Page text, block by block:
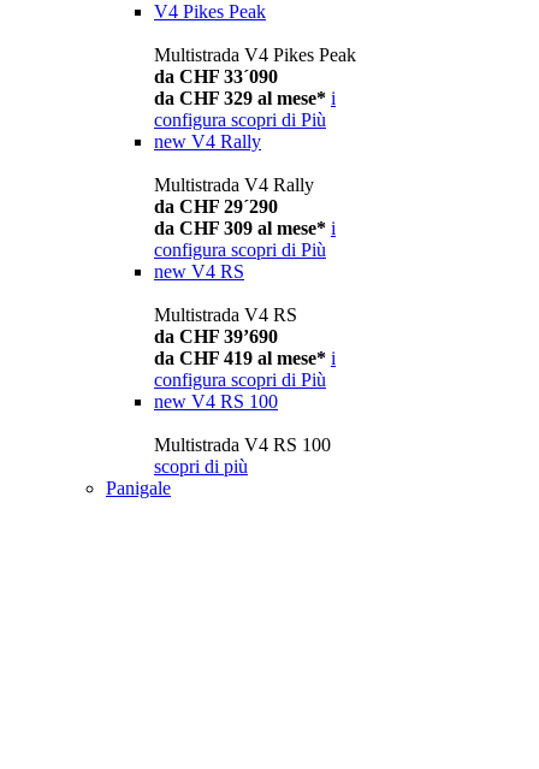
V4 Pikes Peak
Multistrada V4 Pikes Peak
da CHF 33´090
da CHF 329 al mese* i
configura scopri di Più
new V4 Rally
Multistrada V4 Rally
da CHF 29´290
da CHF 309 al mese* i
configura scopri di Più
new V4 RS
Multistrada V4 RS
da CHF 39’690
da CHF 419 al mese* i
configura scopri di Più
new V4 RS 100
Multistrada V4 RS 100
scopri di più
Panigale